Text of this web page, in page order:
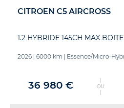
CITROEN C5 AIRCROSS
1.2 HYBRIDE 145CH MAX
2026 | 6000 km | Essence/Micro-
36 980 € OU